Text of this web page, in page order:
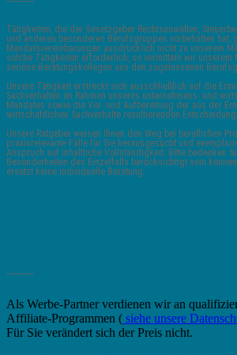
Tätigkeiten, die der Gesetzgeber Rechtsanwälten,
und anderen besonderen Berufsgruppen vorbehalten hat,
Mandatsvereinbarungen ausdrücklich nicht zu unserem
solche Tätigkeiten erforderlich, so vermitteln wir unserem
seriöse Beratungskollegen aus den zugelassenen
Unsere Tätigkeit erstreckt sich ausschließlich auf die
Sachverhalten im Rahmen unseres unternehmens- und
Mandates sowie die Vor- und Aufbereitung der aus der
wirtschaftlichen Sachverhalte resultierenden
Unsere Ratgeber weisen Ihnen den Weg bei beruflichen
praxisrelevante Fälle für Sie herausgesucht und
Anspruch auf inhaltliche Vollständigkeit. Bitte bedenken
Besonderheiten des Einzelfalls berücksichtigt sein
ersetzt keine individuelle Beratung.
Als Werbe-Partner verdienen wir an
Affiliate-Programmen ( siehe unsere
Für Sie verändert sich der Preis nicht.